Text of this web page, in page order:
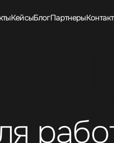
КейсыБлогПартнеры